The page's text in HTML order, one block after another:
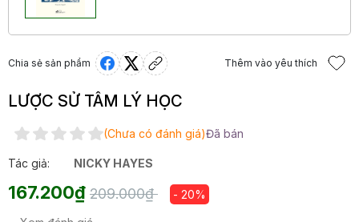
Chia sẻ sản phẩm Thêm vào yêu thích
LƯỢC SỬ TÂM LÝ HỌC
(Chưa có đánh giá)Đã bán
Tác giả: NICKY HAYES
167.200₫ 209.000₫ - 20%